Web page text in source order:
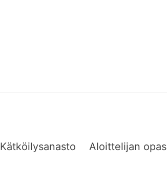
Kätköilysanasto Aloittelijan opas